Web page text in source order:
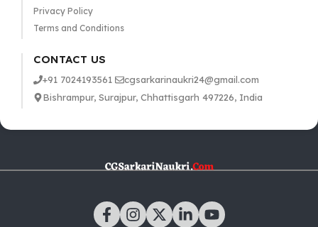
Privacy Policy
Terms and Conditions
CONTACT US
+91 7024193561
cgsarkarinaukri24@gmail.com
Bishrampur, Surajpur, Chhattisgarh 497226, India